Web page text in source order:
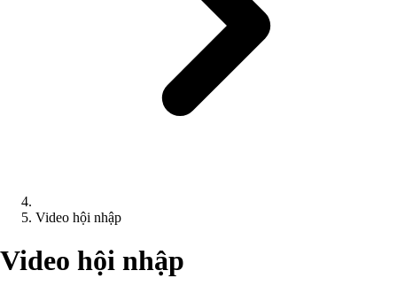
Video hội nhập
Video hội nhập